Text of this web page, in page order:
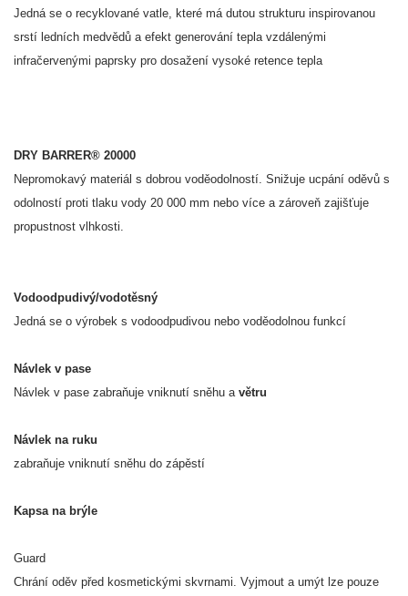
Jedná se o recyklované vatle, které má dutou strukturu inspirovanou
srstí ledních medvědů a efekt generování tepla vzdálenými
infračervenými paprsky pro dosažení vysoké retence tepla
DRY BARRER® 20000
Nepromokavý materiál s dobrou voděodolností. Snižuje ucpání oděvů s
odolností proti tlaku vody 20 000 mm nebo více a zároveň zajišťuje
propustnost vlhkosti.
Vodoodpudivý/vodotěsný
Jedná se o výrobek s vodoodpudivou nebo voděodolnou funkcí
Návlek v pase
Návlek v pase zabraňuje vniknutí sněhu a větru
Návlek na ruku
zabraňuje vniknutí sněhu do zápěstí
Kapsa na brýle
Guard
Chrání oděv před kosmetickými skvrnami. Vyjmout a umýt lze pouze